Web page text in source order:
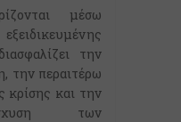
μέσω
την
την περαιτέρω
κρίσης και την
των